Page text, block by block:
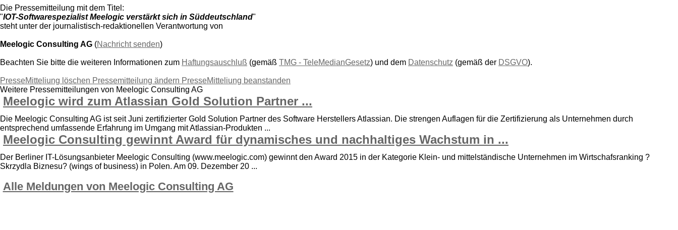
Die Pressemitteilung mit dem Titel:
"IOT-Softwarespezialist Meelogic verstärkt sich in Süddeutschland"
steht unter der journalistisch-redaktionellen Verantwortung von
Meelogic Consulting AG (Nachricht senden)
Beachten Sie bitte die weiteren Informationen zum Haftungsauschluß (gemäß TMG - TeleMedianGesetz) und dem Datenschutz (gemäß der DSGVO).
PresseMitteliung löschen Pressemitteilung ändern PresseMitteliung beanstanden
Weitere Pressemitteilungen von Meelogic Consulting AG
Meelogic wird zum Atlassian Gold Solution Partner ...
Die Meelogic Consulting AG ist seit Juni zertifizierter Gold Solution Partner des Software Herstellers Atlassian. Die strengen Auflagen für die Zertifizierung als Unternehmen durch
entsprechend umfassende Erfahrung im Umgang mit Atlassian-Produkten ...
Meelogic Consulting gewinnt Award für dynamisches und nachhaltiges Wachstum in ...
Der Berliner IT-Lösungsanbieter Meelogic Consulting (www.meelogic.com) gewinnt den Award 2015 in der Kategorie Klein- und mittelständische Unternehmen im Wirtschafsranking ?
Skrzydla Biznesu? (wings of business) in Polen. Am 09. Dezember 20 ...
Alle Meldungen von Meelogic Consulting AG